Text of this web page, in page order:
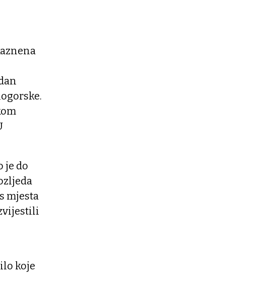
je do
mjesta
koje